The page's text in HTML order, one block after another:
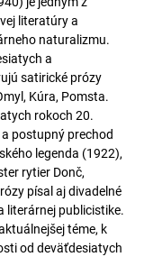
literatúry a
naturalizmu.
a
satirické prózy
Kúra, Pomsta.
rokoch 20.
postupný prechod
legenda (1922),
rytier Donč,
písal aj divadelné
literárnej publicistike.
téme, k
od deväťdesiatych